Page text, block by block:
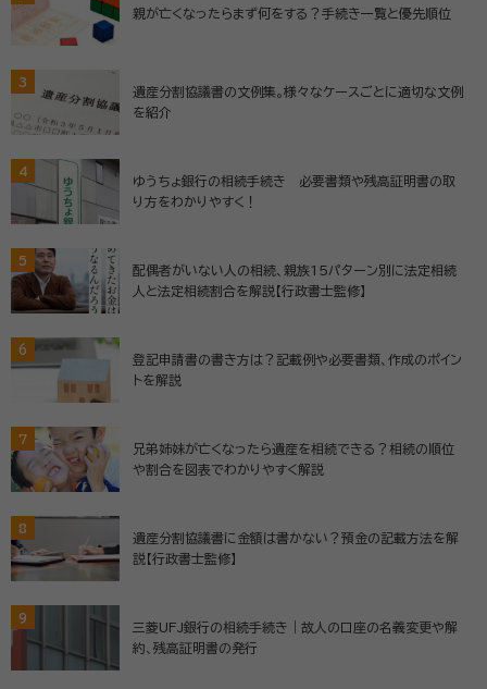
親が亡くなったらまず何をする？手続き一覧と優先順位
3
遺産分割協議書の文例集。様々なケースごとに適切な文例
を紹介
4
ゆうちょ銀行の相続手続き 必要書類や残高証明書の取
り方をわかりやすく！
5
配偶者がいない人の相続、親族15パターン別に法定相続
人と法定相続割合を解説【行政書士監修】
6
登記申請書の書き方は？記載例や必要書類、作成のポイン
トを解説
7
兄弟姉妹が亡くなったら遺産を相続できる？相続の順位
や割合を図表でわかりやすく解説
8
遺産分割協議書に金額は書かない？預金の記載方法を解
説【行政書士監修】
9
三菱UFJ銀行の相続手続き｜故人の口座の名義変更や解
約、残高証明書の発行